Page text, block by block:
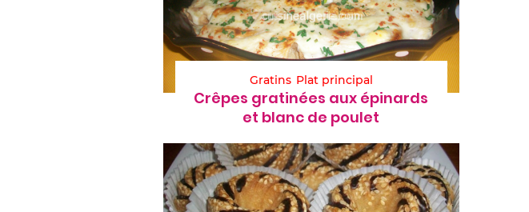
Gratins Plat principal
Crêpes gratinées aux épinards
et blanc de poulet